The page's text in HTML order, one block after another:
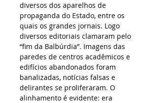
diversos dos aparelhos de
propaganda do Estado, entre os
quais os grandes jornais. Logo
diversos editoriais clamaram pelo
“fim da Balbúrdia”. Imagens das
paredes de centros acadêmicos e
edifícios abandonados foram
banalizadas, notícias falsas e
delirantes se proliferaram. O
alinhamento é evidente: era